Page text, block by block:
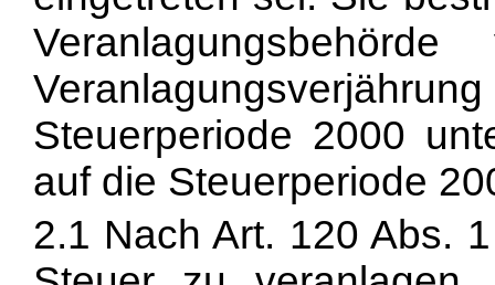
Steuerperiode 2000
auf die Steuerperiode
2.1 NachArt. 120 Abs.